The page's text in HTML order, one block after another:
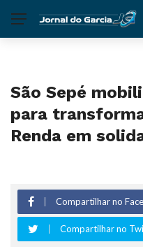
São Sepé
para
Renda em
Compartilhar no
Compartilhar no